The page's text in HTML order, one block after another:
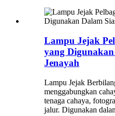
Lampu Jejak
yang
Jenayah
Lampu Jejak
menggabungkan
tenaga cahaya,
jalur. Digunakan